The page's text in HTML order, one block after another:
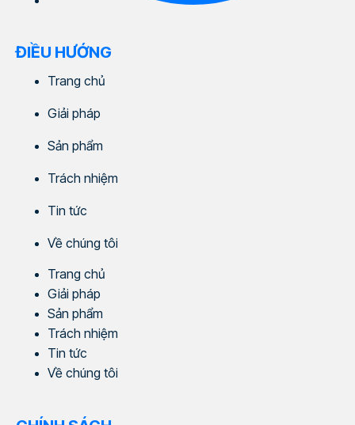
ĐIỀU HƯỚNG
Trang chủ
Giải pháp
Sản phẩm
Trách nhiệm
Tin tức
Về chúng tôi
Trang chủ
Giải pháp
Sản phẩm
Trách nhiệm
Tin tức
Về chúng tôi